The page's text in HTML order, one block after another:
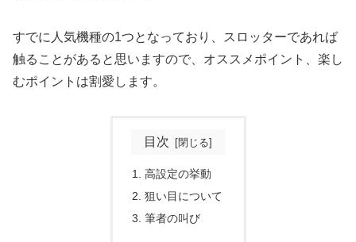
すでに人気機種の1つとなっており、スロッターであれば
触ることがあると思いますので、オススメポイント、楽し
むポイントは割愛します。
目次
高設定の挙動
狙い目について
筆者の叫び